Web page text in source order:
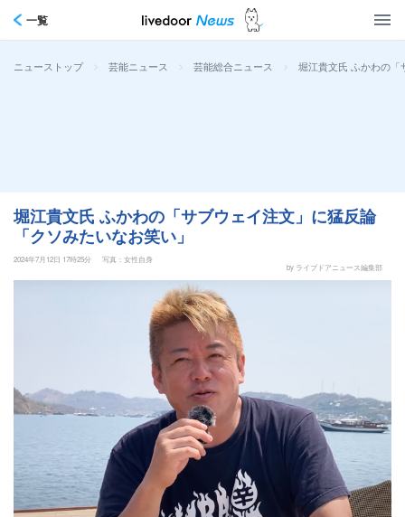
一覧
ニューストップ > 芸能ニュース > 芸能総合ニュース > 堀江貴文氏 ふかわの「
堀江貴文氏 ふかわの「サブウェイ注文」に猛反論
「クソみたいなお笑い」
2024年7月12日 17時25分
写真：女性自身
by ライブドアニュース編集部